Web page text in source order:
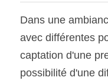
Dans une
avec différentes
captation d'une
possibilité d'une